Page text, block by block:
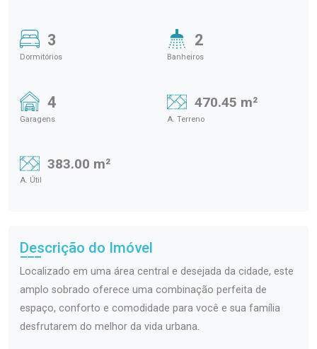
3
Dormitórios
2
Banheiros
4
Garagens
470.45 m²
A. Terreno
383.00 m²
A. Útil
Descrição do Imóvel
Localizado em uma área central e desejada da cidade, este
amplo sobrado oferece uma combinação perfeita de
espaço, conforto e comodidade para você e sua família
desfrutarem do melhor da vida urbana.